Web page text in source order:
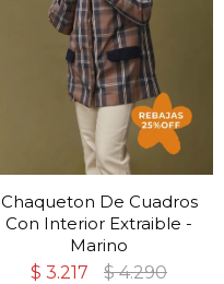
Chaqueton De Cuadros
Con Interior Extraible -
Marino
$ 3.217 $ 4.290